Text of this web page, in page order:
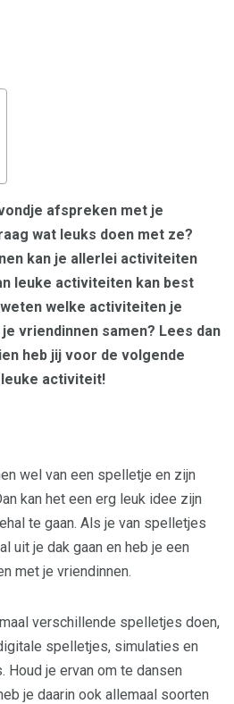
afspreken met je
wat leuks doen met ze?
kan je allerlei activiteiten
leuke activiteiten kan best
welke activiteiten je
vriendinnen samen? Lees dan
heb jij voor de volgende
activiteit!
wel van een spelletje en zijn
kan het een erg leuk idee zijn
te gaan. Als je van spelletjes
uit je dak gaan en heb je een
met je vriendinnen.
verschillende spelletjes doen,
spelletjes, simulaties en
je ervan om te dansen
je daarin ook allemaal soorten